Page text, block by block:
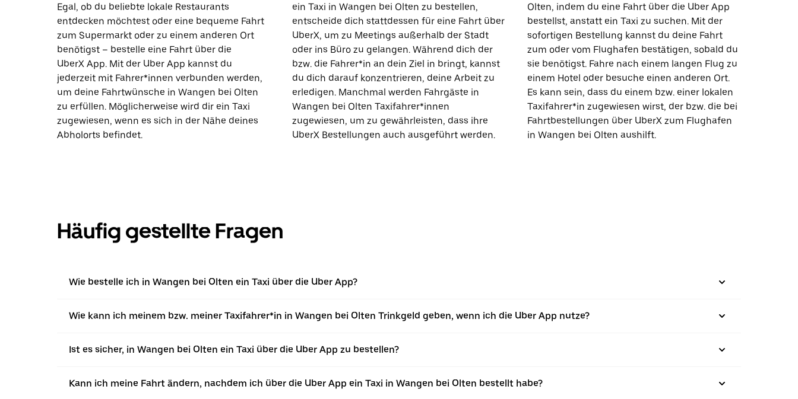
Egal, ob du beliebte lokale Restaurants
entdecken möchtest oder eine bequeme Fahrt
zum Supermarkt oder zu einem anderen Ort
benötigst – bestelle eine Fahrt über die
UberX App. Mit der Uber App kannst du
jederzeit mit Fahrer*innen verbunden werden,
um deine Fahrtwünsche in Wangen bei Olten
zu erfüllen. Möglicherweise wird dir ein Taxi
zugewiesen, wenn es sich in der Nähe deines
Abholorts befindet.
ein Taxi in Wangen bei Olten zu bestellen,
entscheide dich stattdessen für eine Fahrt über
UberX, um zu Meetings außerhalb der Stadt
oder ins Büro zu gelangen. Während dich der
bzw. die Fahrer*in an dein Ziel in bringt, kannst
du dich darauf konzentrieren, deine Arbeit zu
erledigen. Manchmal werden Fahrgäste in
Wangen bei Olten Taxifahrer*innen
zugewiesen, um zu gewährleisten, dass ihre
UberX Bestellungen auch ausgeführt werden.
Olten, indem du eine Fahrt über die Uber App
bestellst, anstatt ein Taxi zu suchen. Mit der
sofortigen Bestellung kannst du deine Fahrt
zum oder vom Flughafen bestätigen, sobald du
sie benötigst. Fahre nach einem langen Flug zu
einem Hotel oder besuche einen anderen Ort.
Es kann sein, dass du einem bzw. einer lokalen
Taxifahrer*in zugewiesen wirst, der bzw. die bei
Fahrtbestellungen über UberX zum Flughafen
in Wangen bei Olten aushilft.
Häufig gestellte Fragen
Wie bestelle ich in Wangen bei Olten ein Taxi über die Uber App?
Wie kann ich meinem bzw. meiner Taxifahrer*in in Wangen bei Olten Trinkgeld geben, wenn ich die Uber App nutze?
Ist es sicher, in Wangen bei Olten ein Taxi über die Uber App zu bestellen?
Kann ich meine Fahrt ändern, nachdem ich über die Uber App ein Taxi in Wangen bei Olten bestellt habe?